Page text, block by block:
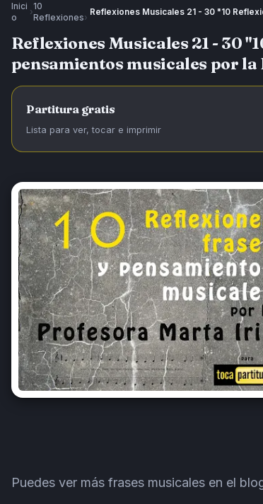
Inici
o
›
10
Reflexiones›
Reflexiones Musicales 21 - 30
pensamientos musicales por
Partitura gratis
Lista para ver, tocar e imprimir
Puedes ver más frases musicales en el